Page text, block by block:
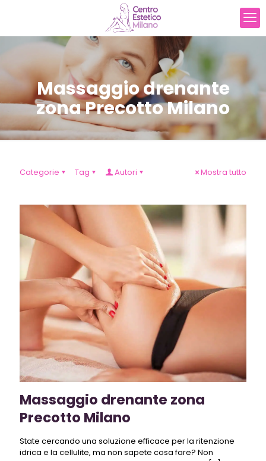
Massaggio drenante
zona Precotto Milano
Categorie Tag Autori Mostra tutto
Massaggio drenante zona
Precotto Milano
State cercando una soluzione efficace per la ritenzione
idrica e la cellulite, ma non sapete cosa fare? Non